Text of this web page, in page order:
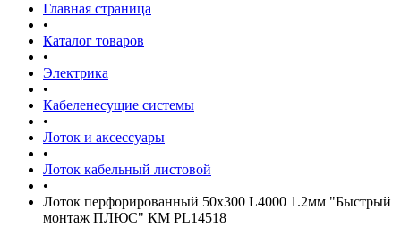
Главная страница
•
Каталог товаров
•
Электрика
•
Кабеленесущие системы
•
Лоток и аксессуары
•
Лоток кабельный листовой
•
Лоток перфорированный 50х300 L4000 1.2мм "Быстрый
монтаж ПЛЮС" КМ PL14518